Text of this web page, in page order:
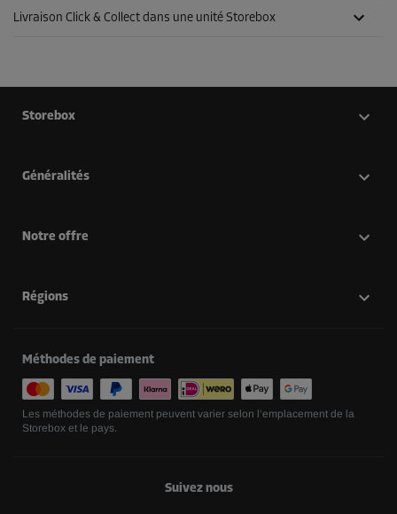
Livraison Click & Collect dans une unité Storebox
Storebox
Généralités
Notre offre
Régions
Méthodes de paiement
Les méthodes de paiement peuvent varier selon l’emplacement de la
Storebox et le pays.
Suivez nous